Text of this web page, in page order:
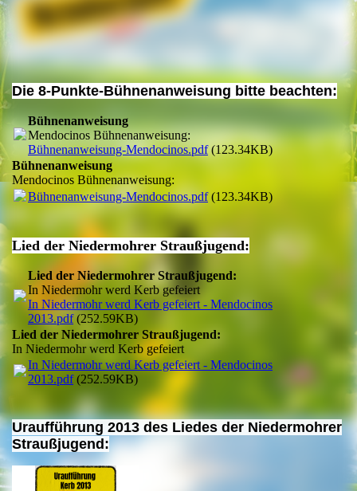
Band Mendocinos Logo
Die 8-Punkte-Bühnenanweisung bitte beachten:
Bühnenanweisung
Mendocinos Bühnenanweisung:
Bühnenanweisung-Mendocinos.pdf(123.34KB)
Bühnenanweisung
Mendocinos Bühnenanweisung:
Bühnenanweisung-Mendocinos.pdf(123.34KB)
Lied der Niedermohrer Straußjugend:
Lied der Niedermohrer Straußjugend:
In Niedermohr werd Kerb gefeiert
In Niedermohr werd Kerb gefeiert - Mendocinos
2013.pdf(252.59KB)
Lied der Niedermohrer Straußjugend:
In Niedermohr werd Kerb gefeiert
In Niedermohr werd Kerb gefeiert - Mendocinos
2013.pdf(252.59KB)
Uraufführung 2013 des Liedes der Niedermohrer
Straußjugend: